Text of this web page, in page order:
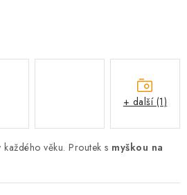
Hodnocení obchodu
zpracování osobních údajů
věku. Proutek s myškou na
+ další (1)